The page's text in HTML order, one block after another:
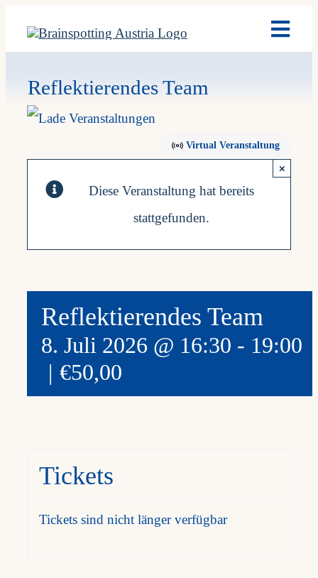
Reflektierendes Team
Virtual Veranstaltung
Diese Veranstaltung hat bereits
stattgefunden.
×
Reflektierendes Team
8. Juli 2026 @ 16:30 - 19:00
| €50,00
Tickets
Tickets sind nicht länger verfügbar